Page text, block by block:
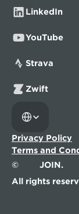
LinkedIn
YouTube
Strava
Zwift
©
JOIN.
All rights
Privacy Policy
Terms and